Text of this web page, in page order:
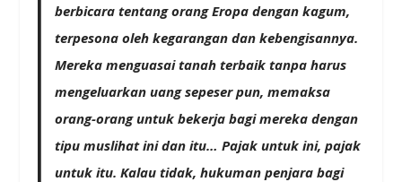
berbicara tentang orang Eropa dengan kagum,
terpesona oleh kegarangan dan kebengisannya.
Mereka menguasai tanah terbaik tanpa harus
mengeluarkan uang sepeser pun, memaksa
orang-orang untuk bekerja bagi mereka dengan
tipu muslihat ini dan itu… Pajak untuk ini, pajak
untuk itu. Kalau tidak, hukuman penjara bagi